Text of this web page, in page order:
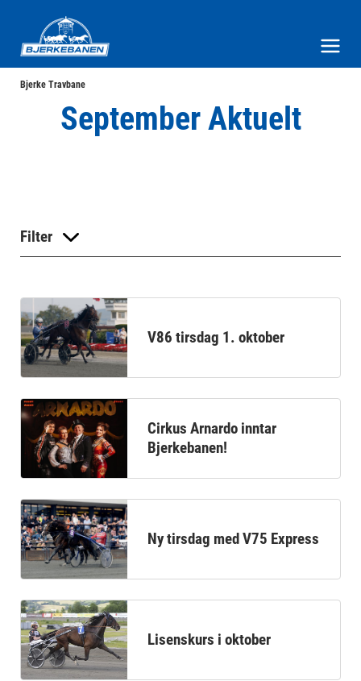
Bjerke Travbane
September Aktuelt
Filter
V86 tirsdag 1. oktober
Cirkus Arnardo inntar
Bjerkebanen!
Ny tirsdag med V75 Express
Lisenskurs i oktober